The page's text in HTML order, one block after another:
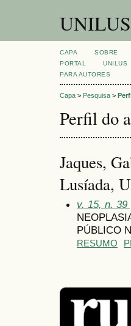
UNILUS
CAPA SOBRE
PORTAL
UNILUS
PARA AUTORES
Capa > Pesquisa >
Perfil do
Jaques,
Lusíada,
v. 15, n.
PÚBLICO
RESUMO